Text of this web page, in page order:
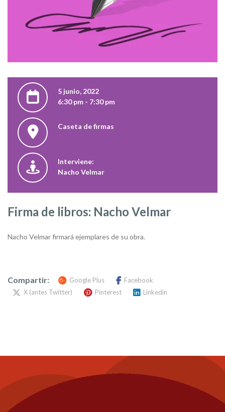
5 junio, 2022
6:30 pm - 7:30 pm
Caseta de firmas
Interviene:
Nacho Velmar
Firma de libros: Nacho Velmar
Nacho Velmar firmará ejemplares de su obra.
Compartir: Google Plus
Facebook
X (antes Twitter)
Pinterest Linkedin